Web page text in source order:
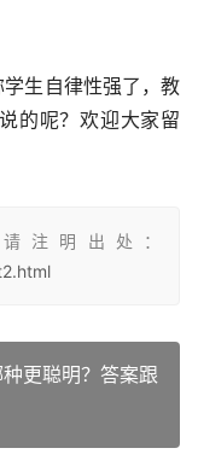
生自律性强了，教
的呢？欢迎大家留
注明出处：
更聪明？答案跟